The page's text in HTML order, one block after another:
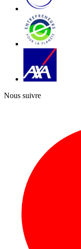
Nous suivre